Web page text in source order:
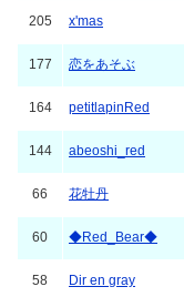
205 x'mas
177 恋をあそぶ
164 petitlapinRed
144 abeoshi_red
66 花牡丹
60 ◆Red_Bear◆
58 Dir en gray